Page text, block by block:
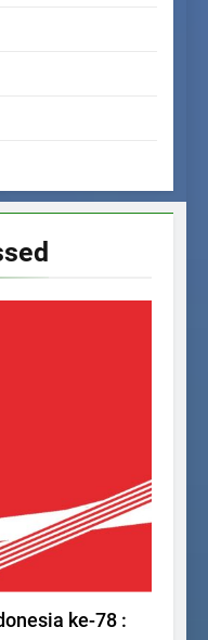
ke-78 :